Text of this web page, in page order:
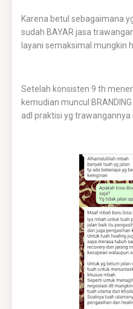
Karena betul sebagaimana
sudah BAYAR jasa
layani semaksimal mungkin
Setelah konsisten 9 th
kemudian muncul
adl praktisi yg trawangannya